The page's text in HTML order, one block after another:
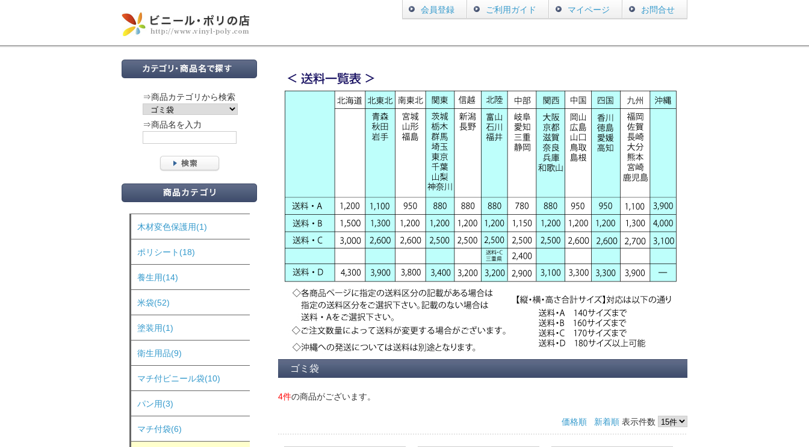
会員登録 ご利用ガイド マイページ お問合せ
⇒商品カテゴリから検索
⇒商品名を入力
木材変色保護用(1)
ポリシート(18)
養生用(14)
米袋(52)
塗装用(1)
衛生用品(9)
マチ付ビニール袋(10)
パン用(3)
マチ付袋(6)
ゴミ袋
4件の商品がございます。
価格順 新着順 表示件数